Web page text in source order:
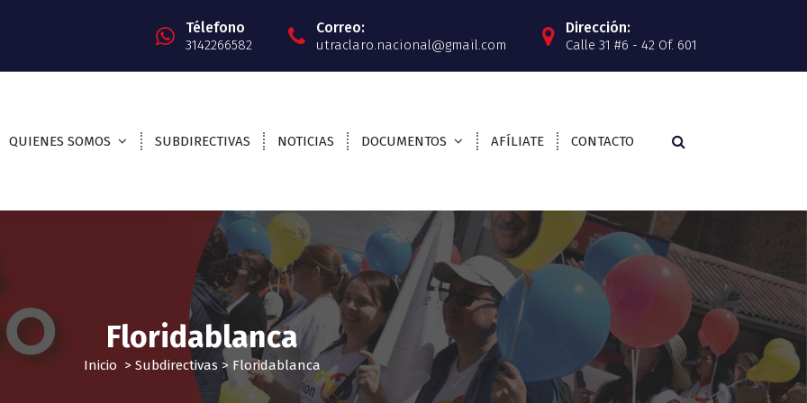
Télefono
3142266582
Correo:
utraclaro.nacional@gmail.com
Dirección:
Calle 31 #6 - 42 Of. 601
QUIENES SOMOS SUBDIRECTIVAS NOTICIAS DOCUMENTOS AFÍLIATE CONTACTO
Floridablanca
Inicio > Subdirectivas > Floridablanca